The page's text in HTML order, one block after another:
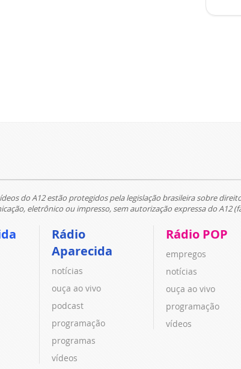
do A12 estão protegidos pela legislação brasileira sobre
eletrônico ou impresso, sem autorização expressa do A12
Rádio
Aparecida
notícias
ouça ao vivo
podcast
programação
programas
vídeos
Rádio POP
empregos
notícias
ouça ao vivo
programação
vídeos